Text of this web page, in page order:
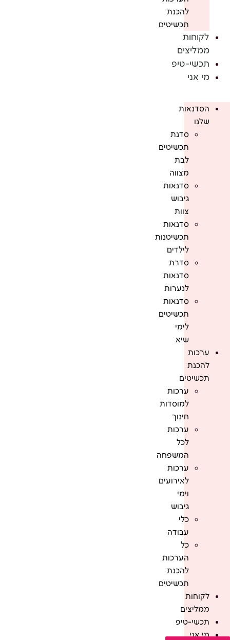
להכנת
תכשיטים
לקוחות
ממליצים
תכשי-טיפ
מי אני
הסדנאות
שלנו
סדנת
תכשיטים
לבת
מצווה
סדנאות
גיבוש
צוות
סדנאות
תכשיטנות
לילדים
סדרת
סדנאות
לנערות
סדנאות
תכשיטים
לימי
שיא
ערכות
להכנת
תכשיטים
ערכות
למוסדות
חינוך
ערכות
לכל
המשפחה
ערכות
לאירועים
וימי
גיבוש
כלי
עבודה
כל
הערכות
להכנת
תכשיטים
לקוחות
ממליצים
תכשי-טיפ
מי אני